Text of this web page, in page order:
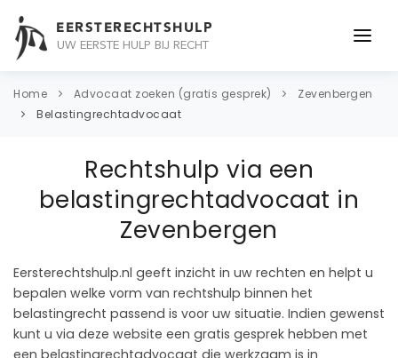
EERSTERECHTSHULP
UW EERSTE HULP BIJ RECHT
ONDERWERPEN
ADVOCAAT
OVER ONS
Home Advocaat zoeken (gratis gesprek)
Zevenbergen
Belastingrechtadvocaat
Rechtshulp via een
belastingrechtadvocaat in
Zevenbergen
Eersterechtshulp.nl geeft inzicht in uw rechten en helpt u
bepalen welke vorm van rechtshulp binnen het
belastingrecht passend is voor uw situatie. Indien gewenst
kunt u via deze website een gratis gesprek hebben met